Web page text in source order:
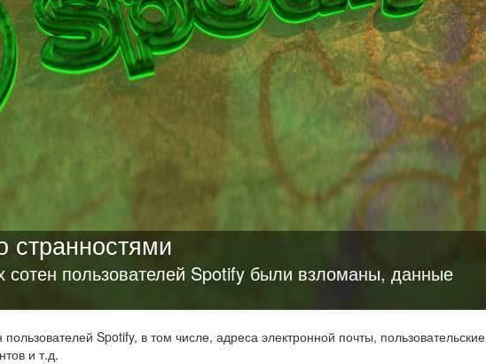
странностями
сотен пользователей Spotify были взломаны, данные
Spotify, в том числе, адреса электронной почты, пользовательские
и т.д.